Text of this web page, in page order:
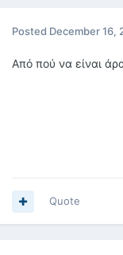
Posted December 16,
Από πού να είναι
Quote